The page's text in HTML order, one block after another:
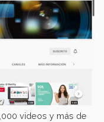
videos y más de